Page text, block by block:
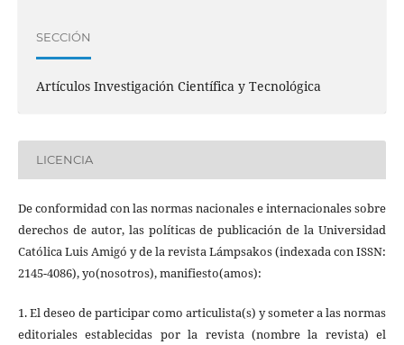
SECCIÓN
Artículos Investigación Científica y Tecnológica
LICENCIA
De conformidad con las normas nacionales e internacionales sobre
derechos de autor, las políticas de publicación de la Universidad
Católica Luis Amigó y de la revista Lámpsakos (indexada con ISSN:
2145-4086), yo(nosotros), manifiesto(amos):
1. El deseo de participar como articulista(s) y someter a las normas
editoriales establecidas por la revista (nombre la revista) el